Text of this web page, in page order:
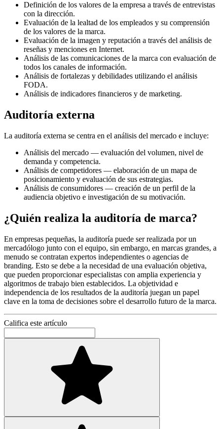
Definición de los valores de la empresa a través de entrevistas
con la dirección.
Evaluación de la lealtad de los empleados y su comprensión
de los valores de la marca.
Evaluación de la imagen y reputación a través del análisis de
reseñas y menciones en Internet.
Análisis de las comunicaciones de la marca con evaluación de
todos los canales de información.
Análisis de fortalezas y debilidades utilizando el análisis
FODA.
Análisis de indicadores financieros y de marketing.
Auditoría externa
La auditoría externa se centra en el análisis del mercado e incluye:
Análisis del mercado — evaluación del volumen, nivel de
demanda y competencia.
Análisis de competidores — elaboración de un mapa de
posicionamiento y evaluación de sus estrategias.
Análisis de consumidores — creación de un perfil de la
audiencia objetivo e investigación de su motivación.
¿Quién realiza la auditoría de marca?
En empresas pequeñas, la auditoría puede ser realizada por un
mercadólogo junto con el equipo, sin embargo, en marcas grandes, a
menudo se contratan expertos independientes o agencias de
branding. Esto se debe a la necesidad de una evaluación objetiva,
que pueden proporcionar especialistas con amplia experiencia y
algoritmos de trabajo bien establecidos. La objetividad e
independencia de los resultados de la auditoría juegan un papel
clave en la toma de decisiones sobre el desarrollo futuro de la marca.
Califica este artículo